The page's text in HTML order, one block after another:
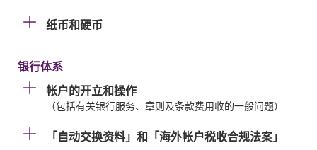
纸币和硬币
银行体系
帐户的开立和操作
（包括有关银行服务、章则及条款费用收的一般问题）
「自动交换资料」和「海外帐户税收合规法案」